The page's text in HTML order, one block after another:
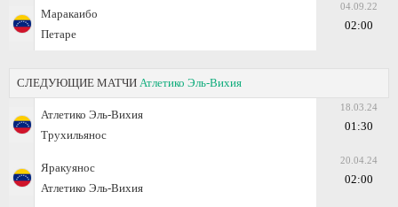
Маракаибо
Петаре
04.09.22
02:00
СЛЕДУЮЩИЕ МАТЧИ Атлетико Эль-Вихия
Атлетико Эль-Вихия
Трухильянос
18.03.24
01:30
Яракуянос
Атлетико Эль-Вихия
20.04.24
02:00